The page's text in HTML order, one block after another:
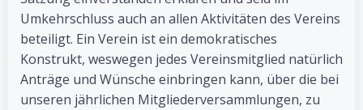
Umkehrschluss auch an allen Aktivitäten des Vereins
beteiligt. Ein Verein ist ein demokratisches
Konstrukt, weswegen jedes Vereinsmitglied natürlich
Anträge und Wünsche einbringen kann, über die bei
unseren jährlichen Mitgliederversammlungen, zu